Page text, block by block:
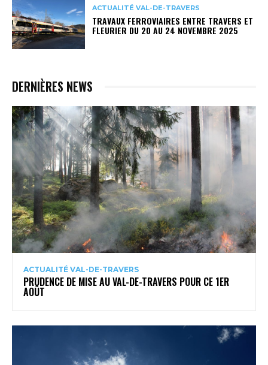
ACTUALITÉ VAL-DE-TRAVERS
TRAVAUX FERROVIAIRES ENTRE TRAVERS ET
FLEURIER DU 20 AU 24 NOVEMBRE 2025
DERNIÈRES NEWS
ACTUALITÉ VAL-DE-TRAVERS
PRUDENCE DE MISE AU VAL-DE-TRAVERS POUR CE 1ER
AOÛT